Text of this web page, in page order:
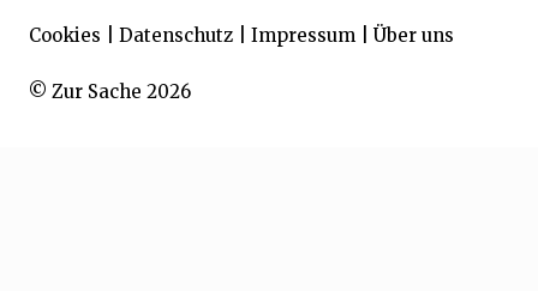
© Zur Sache 2026
Cookies Datenschutz Impressum Über uns